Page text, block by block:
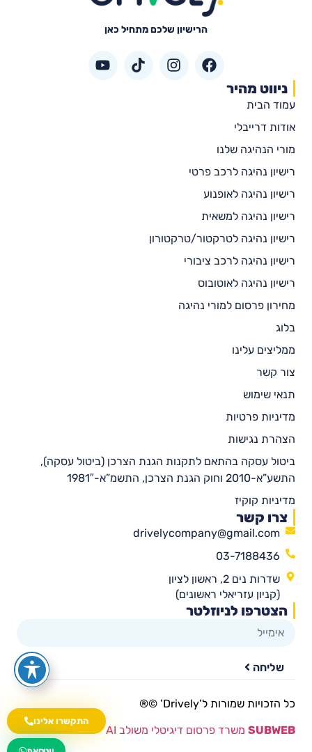
התקשרו אלינו
wa.me/535216644
הרישיון שלכם מתחיל כאן
ניווט מהיר
עמוד הבית
אודות דרייבלי
מורי הנהיגה שלנו
רישיון נהיגה לרכב פרטי
רישיון נהיגה לאופנוע
רישיון נהיגה למשאית
רישיון נהיגה לטרקטור/טרקטורון
רישיון נהיגה לרכב ציבורי
רישיון נהיגה לאוטובוס
מחירון פרסום למורי נהיגה
בלוג
ממליצים עלינו
צור קשר
תנאי שימוש
מדיניות פרטיות
הצהרת נגישות
ביטול עסקה בהתאם לתקנות הגנת הצרכן (ביטול עסקה),
התשע”א-2010 וחוק הגנת הצרכן, התשמ”א-1981″
מדיניות קוקיז
צרו קשר
drivelycompany@gmail.com
03-7188436
שדרות נים 2, ראשון לציון
(קניון עזריאלי ראשונים)
הצטרפו לניוזלטר
שליחה
כל הזכויות שמורות ל’Drively’ ©®​
SUBWEB משרד פרסום דיגיטלי משולב AI